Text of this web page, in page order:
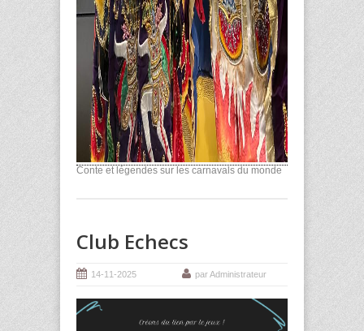
Conte et légendes sur les carnavals du monde
Club Echecs
14-11-2025 par Administrateur